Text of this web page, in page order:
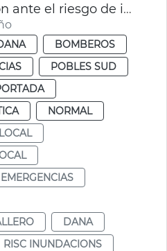
Plan de prevención ante el riesgo de inundaciones en el término de València
BOMBEROS
POBLES SUD
NORMAL
EMERGENCIAS
DANA
RISC INUNDACIONS